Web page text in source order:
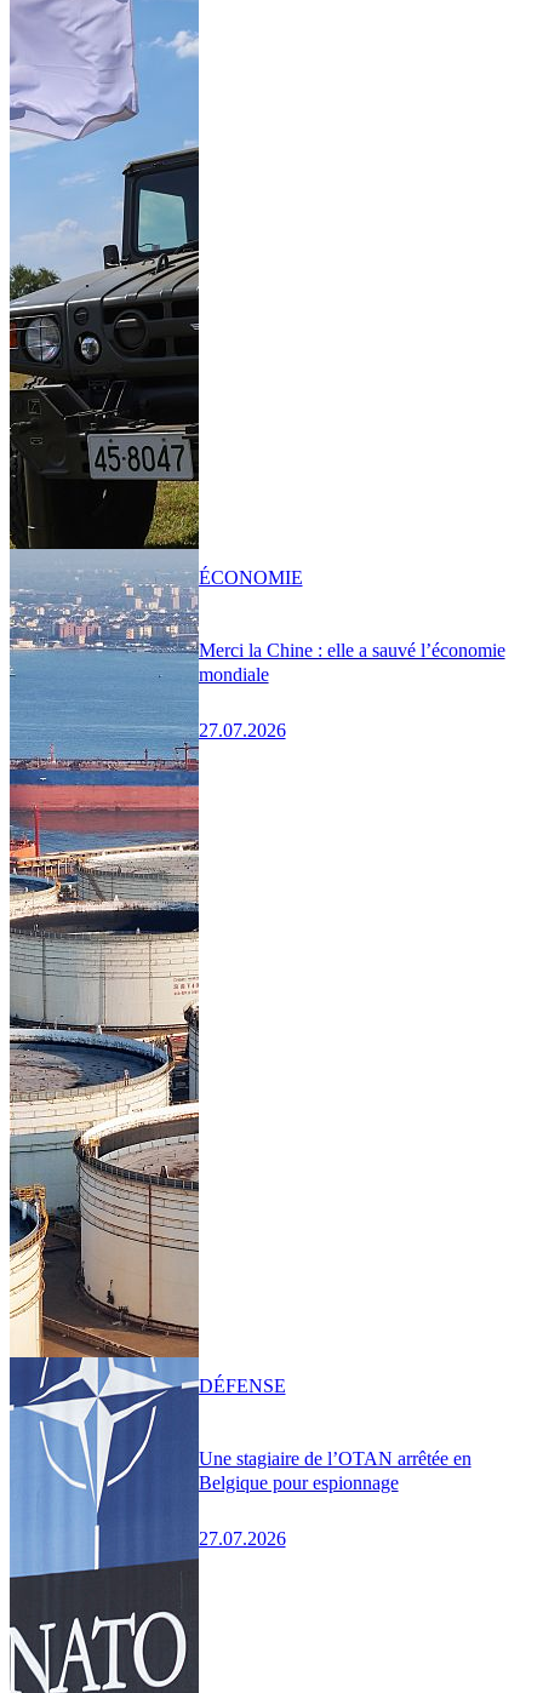
Merci la Chine : elle a sauvé l’économie
mondiale
27.07.2026
ÉCONOMIE
Une stagiaire de l’OTAN arrêtée en
Belgique pour espionnage
27.07.2026
DÉFENSE